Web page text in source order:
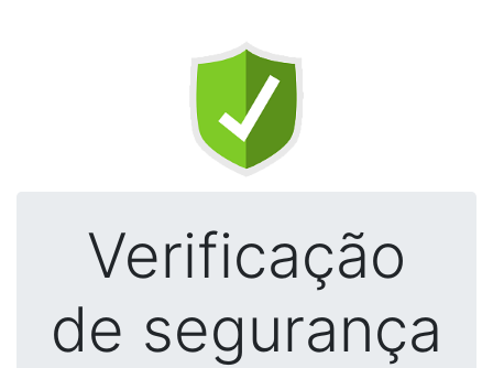
Verificação
de segurança